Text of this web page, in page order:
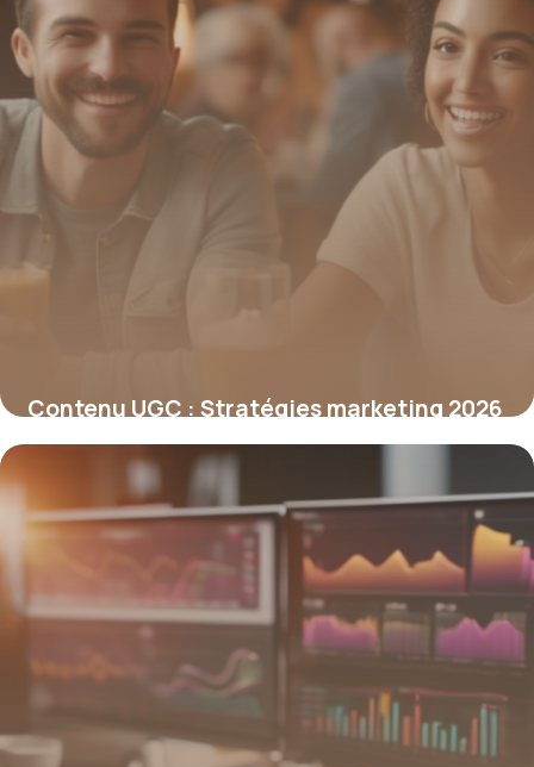
Contenu UGC : Stratégies marketing 2026
9 mai 2026